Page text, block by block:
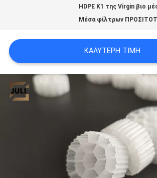
ΠΟΛΙΤΙΚΉ
ΑΠΟΡΡΉΤΟΥ
HDPE K1 της Virgin βιο
Μέσα φίλτρων
ΚΑΛΎΤΕΡΗ ΤΙΜΉ